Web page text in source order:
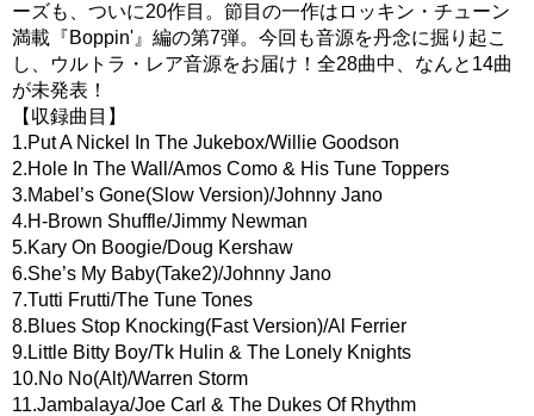
ーズも、ついに20作目。節目の一作はロッキン・チューン
満載『Boppin'』編の第7弾。今回も音源を丹念に掘り起こ
し、ウルトラ・レア音源をお届け！全28曲中、なんと14曲
が未発表！
【収録曲目】
1.Put A Nickel In The Jukebox/Willie Goodson
2.Hole In The Wall/Amos Como & His Tune Toppers
3.Mabel’s Gone(Slow Version)/Johnny Jano
4.H-Brown Shuffle/Jimmy Newman
5.Kary On Boogie/Doug Kershaw
6.She’s My Baby(Take2)/Johnny Jano
7.Tutti Frutti/The Tune Tones
8.Blues Stop Knocking(Fast Version)/Al Ferrier
9.Little Bitty Boy/Tk Hulin & The Lonely Knights
10.No No(Alt)/Warren Storm
11.Jambalaya/Joe Carl & The Dukes Of Rhythm